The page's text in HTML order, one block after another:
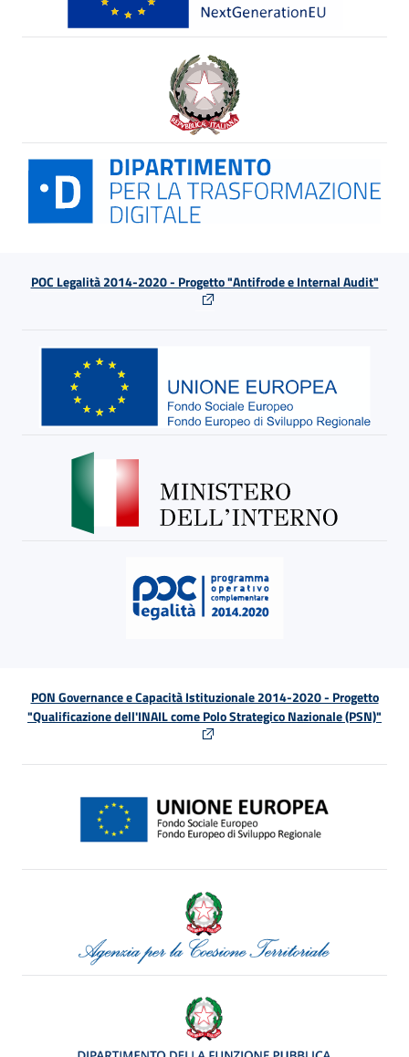
POC Legalità 2014-2020 - Progetto "Antifrode e Internal Audit"
PON Governance e Capacità Istituzionale 2014-2020 - Progetto
"Qualificazione dell'INAIL come Polo Strategico Nazionale (PSN)"